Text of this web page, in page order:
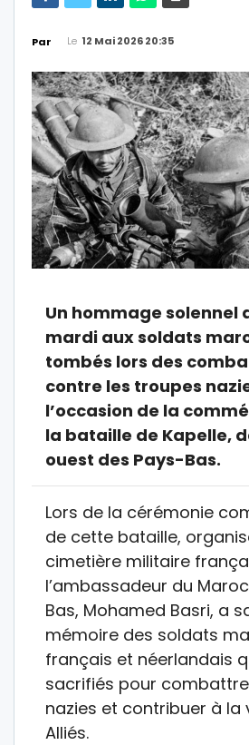
Par Le 12 Mai 2026 20:35
Un hommage solennel
mardi aux soldats
tombés lors des
contre les troupes
l’occasion de la
la bataille de Kapelle,
ouest des Pays-Bas.
Lors de la cérémonie
de cette bataille,
cimetière militaire
l’ambassadeur du
Bas, Mohamed Basri, a
mémoire des soldats
français et néerlandais
sacrifiés pour
nazies et contribuer à la
Alliés.